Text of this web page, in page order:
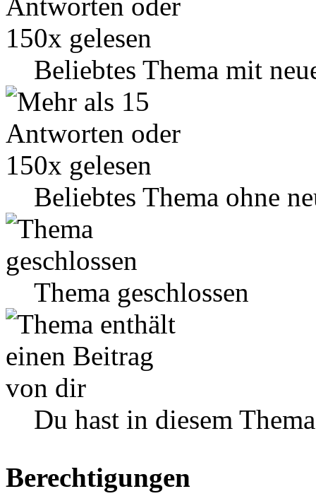
Beliebtes Thema mit
Beliebtes Thema ohne
Thema geschlossen
Du hast in diesem
Berechtigungen